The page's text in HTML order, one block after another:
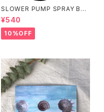
SLOWER PUMP SPRAY BO
TTLE / オリーブ
¥540
10%OFF